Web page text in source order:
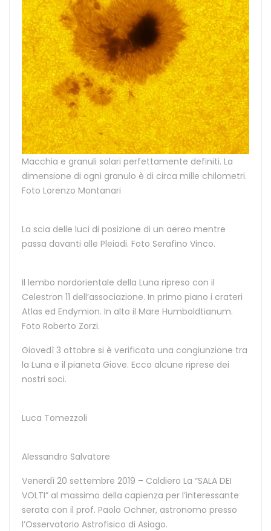
Macchia e granuli solari perfettamente definiti. La
dimensione di ogni granulo è di circa mille chilometri.
Foto Lorenzo Montanari
La scia delle luci di posizione di un aereo mentre
passa davanti alle Pleiadi. Foto Serafino Vinco.
Il lembo nordorientale della Luna ripreso con il
Celestron 11 dell’associazione. In primo piano i crateri
Atlas ed Endymion. In alto il Mare Humboldtianum.
Foto Roberto Zorzi.
Giovedì 3 ottobre si è verificata una congiunzione tra
la Luna e il pianeta Giove. Ecco alcune riprese dei
nostri soci.
Luca Tomezzoli
Alessandro Salvatore
Venerdì 20 settembre 2019 – Caldiero La “SALA DEI
VOLTI” al massimo della capienza per l’interessante
serata con il prof. Paolo Ochner, astronomo presso
l’Osservatorio Astrofisico di Asiago.